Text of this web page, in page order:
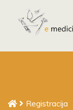
Registracija